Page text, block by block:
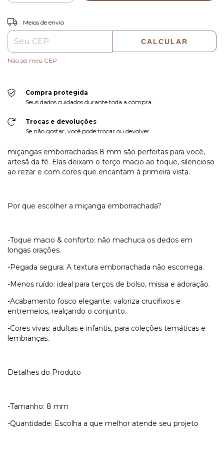
Entregas para o CEP:
Meios de envio
CALCULAR
Não sei meu CEP
Compra protegida
Seus dados cuidados durante toda a compra.
Trocas e devoluções
Se não gostar, você pode trocar ou devolver.
miçangas emborrachadas 8 mm são perfeitas para você,
artesã da fé. Elas deixam o terço macio ao toque, silencioso
ao rezar e com cores que encantam à primeira vista.
Por que escolher a miçanga emborrachada?
-Toque macio & conforto: não machuca os dedos em
longas orações.
-Pegada segura: A textura emborrachada não escorrega.
-Menos ruído: ideal para terços de bolso, missa e adoração.
-Acabamento fosco elegante: valoriza crucifixos e
entremeios, realçando o conjunto.
-Cores vivas: adultas e infantis, para coleções temáticas e
lembranças.
Detalhes do Produto
-Tamanho: 8 mm
-Quantidade: Escolha a que melhor atende seu projeto